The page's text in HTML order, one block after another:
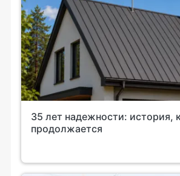
35 лет надежности: история,
продолжается